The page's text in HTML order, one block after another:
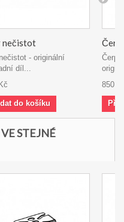
nečistot
- originální
díl...
do košíku
850
STEJNÉ